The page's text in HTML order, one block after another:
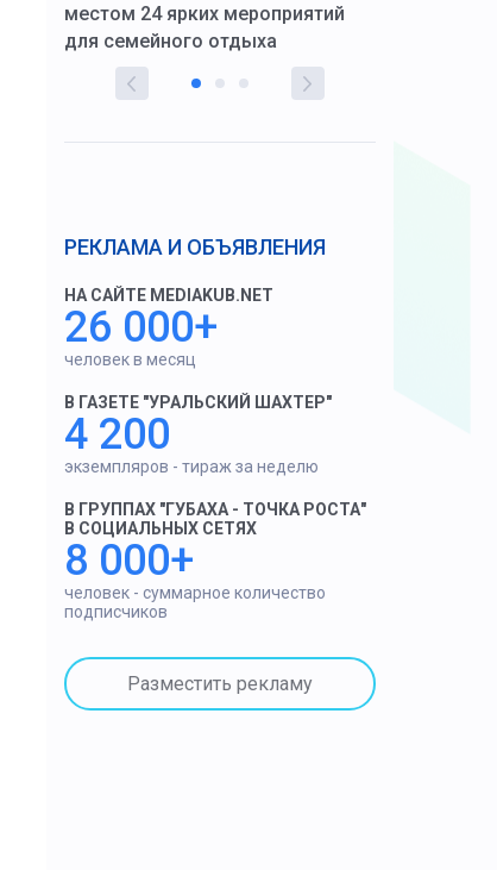
местом 24 ярких мероприятий
для семейного отдыха
РЕКЛАМА И ОБЪЯВЛЕНИЯ
НА САЙТЕ MEDIAKUB.NET
26 000+
человек в месяц
В ГАЗЕТЕ "УРАЛЬСКИЙ ШАХТЕР"
4 200
экземпляров - тираж за неделю
В ГРУППАХ "ГУБАХА - ТОЧКА РОСТА"
В СОЦИАЛЬНЫХ СЕТЯХ
8 000+
человек - суммарное количество
подписчиков
Разместить рекламу